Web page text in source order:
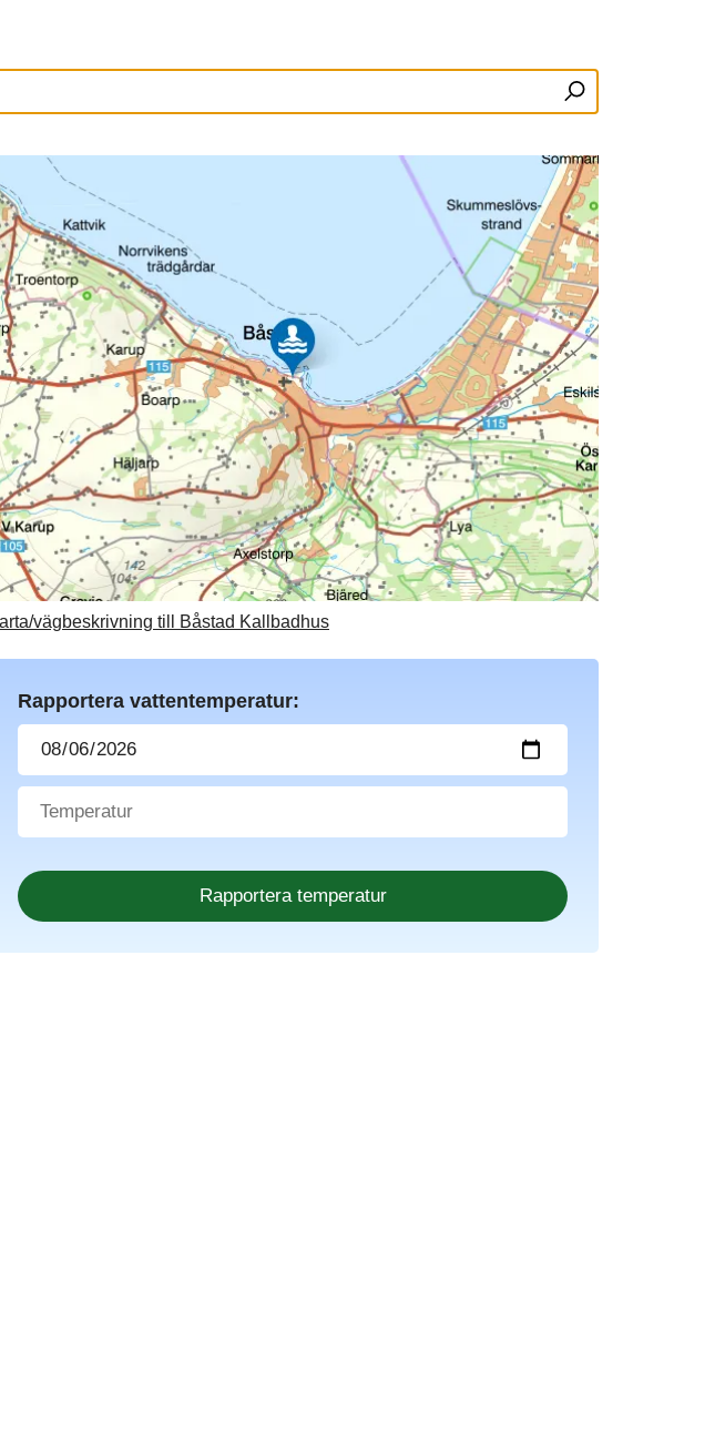
vägbeskrivning till Båstad Kallbadhus
Rapportera vattentemperatur: